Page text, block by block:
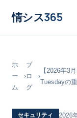
情シス365
ホ
ー
ム
›
ブ
ロ
グ
›
【2026年3
Tuesdayの
セキュリティ 2026